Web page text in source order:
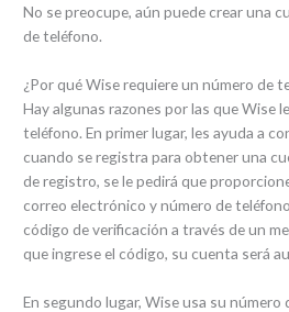
No se preocupe, aún puede crear una
de teléfono.
¿Por qué Wise requiere un número de
Hay algunas razones por las que Wise
teléfono. En primer lugar, les ayuda a
cuando se registra para obtener una
de registro, se le pedirá que
correo electrónico y número de
código de verificación a través de un
que ingrese el código, su cuenta será
En segundo lugar, Wise usa su número